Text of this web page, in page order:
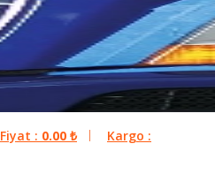
Fiyat : 0.00 ₺ Kargo :